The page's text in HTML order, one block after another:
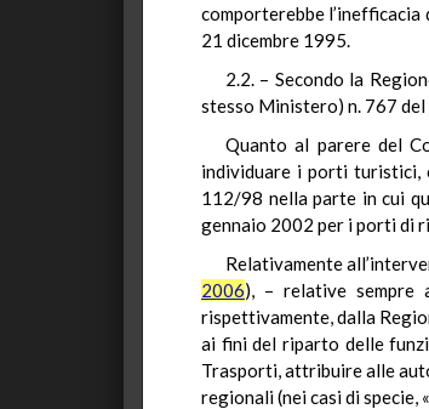
comporterebbe l’inefficacia
21 dicembre 1995.
2.2. – Secondo la
stesso Ministero) n. 767
Quanto al parere del
individuare i porti turistici,
112/98 nella parte in cui
gennaio 2002 per i porti di
Relativamente
2006), – relative sempre
rispettivamente, dalla
ai fini del riparto delle
Trasporti, attribuire alle
regionali (nei casi di specie,